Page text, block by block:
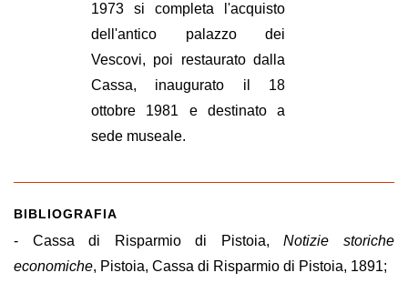
1973 si completa l'acquisto
dell'antico palazzo dei
Vescovi, poi restaurato dalla
Cassa, inaugurato il 18
ottobre 1981 e destinato a
sede museale.
BIBLIOGRAFIA
- Cassa di Risparmio di Pistoia,Notizie storiche
economiche, Pistoia, Cassa di Risparmio di Pistoia, 1891;